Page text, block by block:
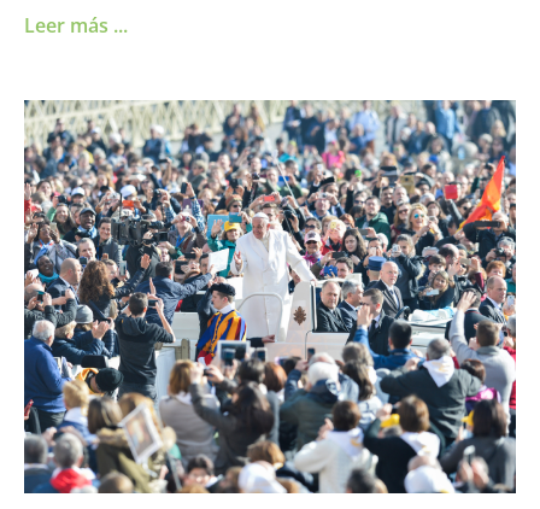
Leer más ...